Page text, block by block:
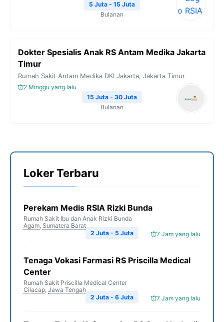
5 Juta - 15 Juta
Bulanan
Dokter Spesialis Anak RS Antam Medika Jakarta
Timur
Rumah Sakit Antam Medika DKI Jakarta, Jakarta Timur
2 Minggu yang lalu
15 Juta - 30 Juta
Bulanan
Loker Terbaru
Perekam Medis RSIA Rizki Bunda
Rumah Sakit Ibu dan Anak Rizki Bunda
Agam, Sumatera Barat
7 Jam yang lalu
2 Juta - 5 Juta
Tenaga Vokasi Farmasi RS Priscilla Medical
Center
Rumah Sakit Priscilla Medical Center
Cilacap, Jawa Tengah
7 Jam yang lalu
2 Juta - 6 Juta